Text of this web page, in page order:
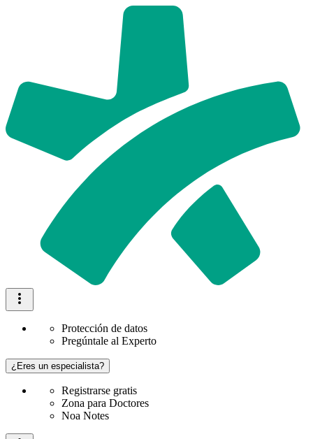
Protección de datos
Pregúntale al Experto
¿Eres un especialista?
Registrarse gratis
Zona para Doctores
Noa Notes